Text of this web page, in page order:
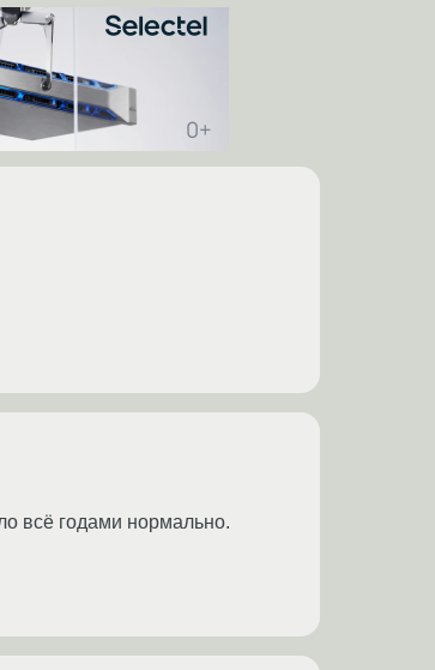
всё годами нормально.